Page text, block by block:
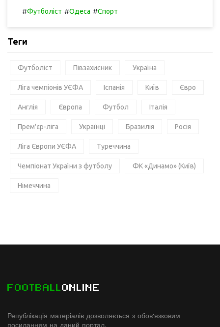
#Футболіст #Одеса #Спорт
Теги
Футболіст Півзахисник Україна
Ліга чемпіонів УЄФА Іспанія Київ Євро
Англія Європа Футбол Італія
Прем'єр-ліга Українці Бразилія Росія
Ліга Європи УЄФА Туреччина
Чемпіонат України з футболу ФК «Динамо» (Київ)
Німеччина
FOOTBALLONLINE
Републікація матеріалів дозволяється з обов'язковим
посиланням на даний портал.